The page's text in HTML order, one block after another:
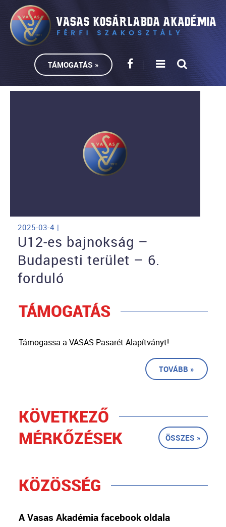
TÁMOGATÁS »
2025-03-4 |
U12-es bajnokság –
Budapesti terület – 6.
forduló
TÁMOGATÁS
Támogassa a VASAS-Pasarét Alapítványt!
TOVÁBB »
KÖVETKEZŐ
MÉRKŐZÉSEK
ÖSSZES »
KÖZÖSSÉG
A Vasas Akadémia facebook oldala